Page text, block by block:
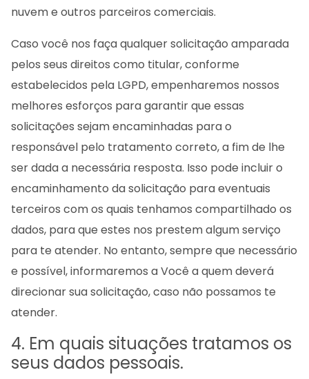
nuvem e outros parceiros comerciais.
Caso você nos faça qualquer solicitação amparada
pelos seus direitos como titular, conforme
estabelecidos pela LGPD, empenharemos nossos
melhores esforços para garantir que essas
solicitações sejam encaminhadas para o
responsável pelo tratamento correto, a fim de lhe
ser dada a necessária resposta. Isso pode incluir o
encaminhamento da solicitação para eventuais
terceiros com os quais tenhamos compartilhado os
dados, para que estes nos prestem algum serviço
para te atender. No entanto, sempre que necessário
e possível, informaremos a Você a quem deverá
direcionar sua solicitação, caso não possamos te
atender.
4. Em quais situações tratamos os
seus dados pessoais.